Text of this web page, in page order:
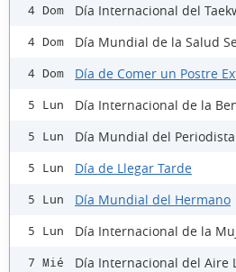
4 Dom Día Internacional del
4 Dom Día Mundial de la Salud
4 Dom Día de Comer un Postre
5 Lun Día Internacional de la
5 Lun Día Mundial del
5 Lun Día de Llegar Tarde
5 Lun Día Mundial del Hermano
5 Lun Día Internacional de la
7 Mié Día Internacional del Aire